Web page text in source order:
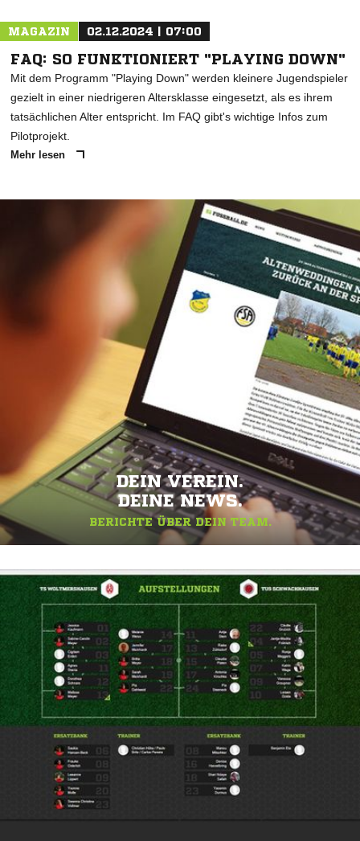
MAGAZIN 02.12.2024 | 07:00
FAQ: SO FUNKTIONIERT "PLAYING DOWN"
Mit dem Programm "Playing Down" werden kleinere Jugendspieler
gezielt in einer niedrigeren Altersklasse eingesetzt, als es ihrem
tatsächlichen Alter entspricht. Im FAQ gibt's wichtige Infos zum
Pilotprojekt.
Mehr lesen
DEIN VEREIN.
DEINE NEWS.
BERICHTE ÜBER DEIN TEAM.